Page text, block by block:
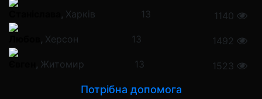
, Харків 13
1140
, Херсон 13
1492
, Житомир 13 1523
Потрібна допомога